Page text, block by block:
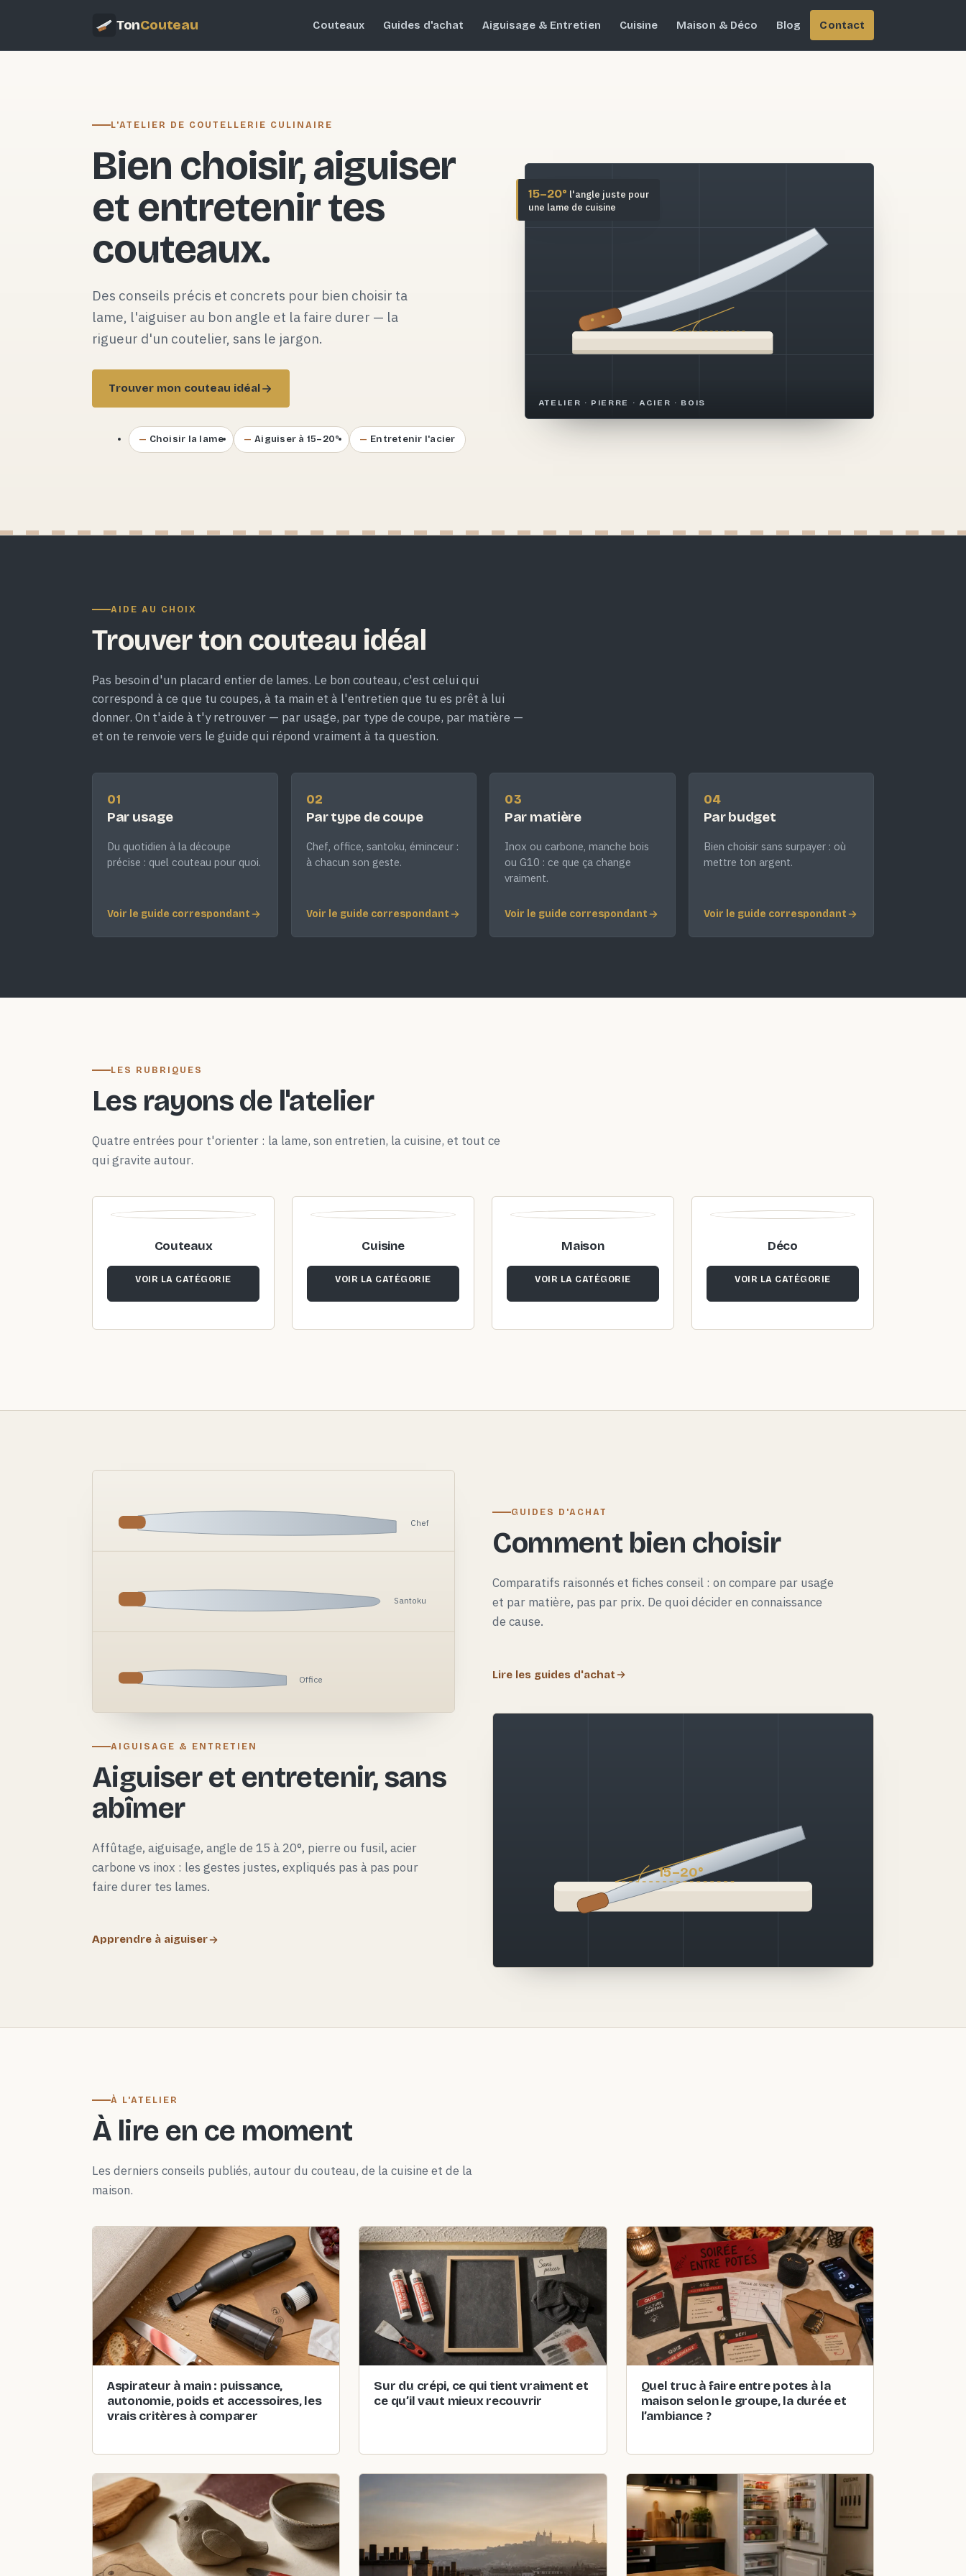
TonCouteau Couteaux Guides d'achat Aiguisage & Entretien Cuisine Maison & Déco Blog Contact
L'ATELIER DE COUTELLERIE CULINAIRE
Bien choisir, aiguiser
et entretenir tes
couteaux.
Des conseils précis et concrets pour bien choisir ta
lame, l'aiguiser au bon angle et la faire durer — la
rigueur d'un coutelier, sans le jargon.
Trouver mon couteau idéal
Choisir la lame Aiguiser à 15–20° Entretenir l'acier
ATELIER · PIERRE · ACIER · BOIS
15–20° l'angle juste pour
une lame de cuisine
AIDE AU CHOIX
Trouver ton couteau idéal
Pas besoin d'un placard entier de lames. Le bon couteau, c'est celui qui
correspond à ce que tu coupes, à ta main et à l'entretien que tu es prêt à lui
donner. On t'aide à t'y retrouver — par usage, par type de coupe, par matière —
et on te renvoie vers le guide qui répond vraiment à ta question.
01
Par usage
Du quotidien à la découpe
précise : quel couteau pour quoi.
Voir le guide correspondant
02
Par type de coupe
Chef, office, santoku, éminceur :
à chacun son geste.
Voir le guide correspondant
03
Par matière
Inox ou carbone, manche bois
ou G10 : ce que ça change
vraiment.
Voir le guide correspondant
04
Par budget
Bien choisir sans surpayer : où
mettre ton argent.
Voir le guide correspondant
LES RUBRIQUES
Les rayons de l'atelier
Quatre entrées pour t'orienter : la lame, son entretien, la cuisine, et tout ce
qui gravite autour.
Couteaux
VOIR LA CATÉGORIE
Cuisine
VOIR LA CATÉGORIE
Maison
VOIR LA CATÉGORIE
Déco
VOIR LA CATÉGORIE
Chef
Santoku
Office
GUIDES D'ACHAT
Comment bien choisir
Comparatifs raisonnés et fiches conseil : on compare par usage
et par matière, pas par prix. De quoi décider en connaissance
de cause.
Lire les guides d'achat
15–20°
AIGUISAGE & ENTRETIEN
Aiguiser et entretenir, sans
abîmer
Affûtage, aiguisage, angle de 15 à 20°, pierre ou fusil, acier
carbone vs inox : les gestes justes, expliqués pas à pas pour
faire durer tes lames.
Apprendre à aiguiser
À L'ATELIER
À lire en ce moment
Les derniers conseils publiés, autour du couteau, de la cuisine et de la
maison.
Aspirateur à main : puissance,
autonomie, poids et accessoires, les
vrais critères à comparer
Sur du crépi, ce qui tient vraiment et
ce qu’il vaut mieux recouvrir
Quel truc à faire entre potes à la
maison selon le groupe, la durée et
l’ambiance ?